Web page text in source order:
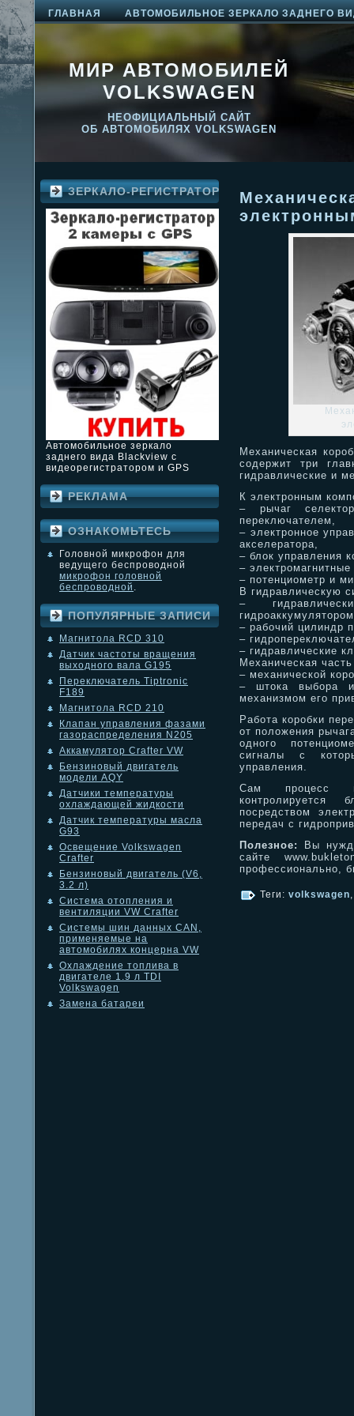
ГЛАВНАЯ АВТОМОБИЛЬНОЕ ЗЕРКАЛО ЗАДНЕГО
МИР АВТОМОБИЛЕЙ
VOLKSWAGEN
НЕОФИЦИАЛЬНЫЙ САЙТ
ОБ АВТОМОБИЛЯХ VOLKSWAGEN
ЗЕРКАЛО-РЕГИСТРАТОР
Автомобильное зеркало
заднего вида Blackview с
видеорегистратором и GPS
РЕКЛАМА
ОЗНАКОМЬТЕСЬ
Головной микрофон для
ведущего беспроводной
микрофон головной
беспроводной .
ПОПУЛЯРНЫЕ ЗАПИСИ
Магнитола RCD 310
Датчик частоты вращения
выходного вала G195
Переключатель Tiptronic
F189
Магнитола RCD 210
Клапан управления фазами
газораспределения N205
Аккамулятор Crafter VW
Бензиновый двигатель
модели AQY
Датчики температуры
охлаждающей жидкости
Датчик температуры масла
G93
Освещение Volkswagen
Crafter
Бензиновый двигатель (V6,
3.2 л)
Система отопления и
вентиляции VW Crafter
Системы шин данных CAN,
применяемые на
автомобилях концерна VW
Охлаждение топлива в
двигателе 1.9 л TDI
Volkswagen
Замена батареи
Механическая
содержит три
гидравлические и
К электронным
– рычаг
переключателем,
– электронное
акселератора,
– блок управления
–
– потенциометр и
В гидравлическую
–
– рабочий цилиндр
–
– гидравлические
Механическая
– механической
– штока выбора
механизмом его
Работа коробки
от положения
одного
сигналы с
управления.
Сам процесс
контролируется
посредством
передач с
Полезное:
Вы
сайте
профессионально,
Теги: volkswagen